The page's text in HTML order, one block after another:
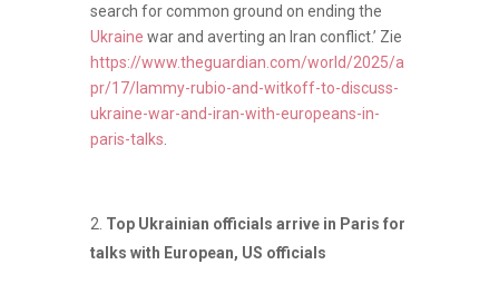
search for common ground on ending the
Ukraine war and averting an Iran conflict.’ Zie
https://www.theguardian.com/world/2025/a
pr/17/lammy-rubio-and-witkoff-to-discuss-
ukraine-war-and-iran-with-europeans-in-
paris-talks
Top Ukrainian officials arrive in Paris for
talks with European, US officials